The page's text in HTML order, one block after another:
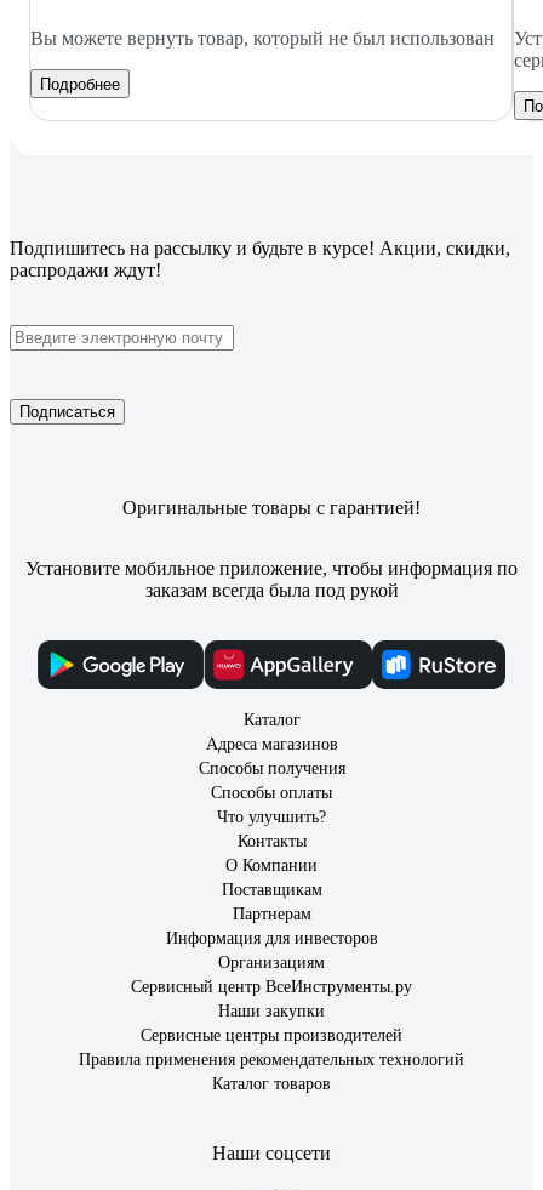
Вы можете вернуть товар, который не был использован
Подробнее
Подпишитесь на рассылку и будьте в курсе! Акции, скидки,
распродажи ждут!
Подписаться
Оригинальные товары с гарантией!
Установите мобильное приложение, чтобы информация по
заказам всегда была под рукой
Каталог
Адреса магазинов
Способы получения
Способы оплаты
Что улучшить?
Контакты
О Компании
Поставщикам
Партнерам
Информация для инвесторов
Организациям
Сервисный центр ВсеИнструменты.ру
Наши закупки
Сервисные центры производителей
Правила применения рекомендательных технологий
Каталог товаров
Наши соцсети